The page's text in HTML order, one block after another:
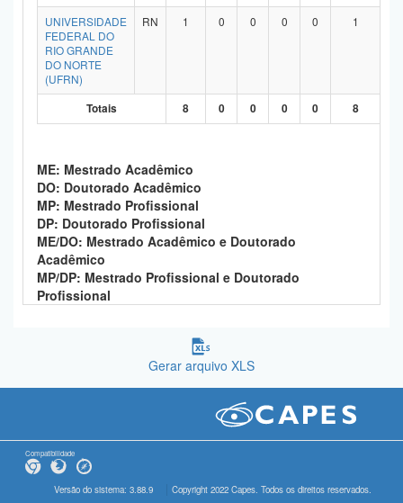
UNIVERSIDADE
FEDERAL DO
RIO GRANDE
DO NORTE
(UFRN)
RN 1 0 0 0 0 1
Totais 8 0 0 0 0 8
ME: Mestrado Acadêmico
DO: Doutorado Acadêmico
MP: Mestrado Profissional
DP: Doutorado Profissional
ME/DO: Mestrado Acadêmico e Doutorado
Acadêmico
MP/DP: Mestrado Profissional e Doutorado
Profissional
Gerar arquivo XLS
Compatibilidade
Versão do sistema: 3.88.9 Copyright 2022 Capes. Todos os direitos reservados.